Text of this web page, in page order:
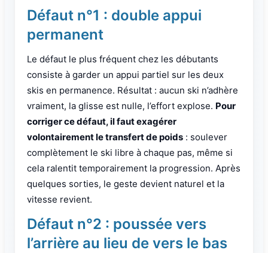
Défaut n°1 : double appui
permanent
Le défaut le plus fréquent chez les débutants
consiste à garder un appui partiel sur les deux
skis en permanence. Résultat : aucun ski n’adhère
vraiment, la glisse est nulle, l’effort explose. Pour
corriger ce défaut, il faut exagérer
volontairement le transfert de poids : soulever
complètement le ski libre à chaque pas, même si
cela ralentit temporairement la progression. Après
quelques sorties, le geste devient naturel et la
vitesse revient.
Défaut n°2 : poussée vers
l’arrière au lieu de vers le bas